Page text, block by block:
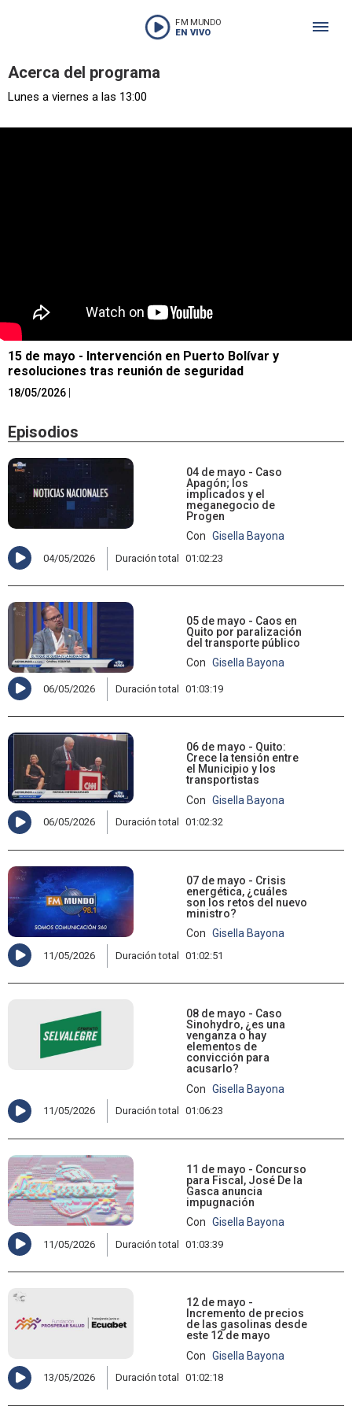
FM MUNDO
EN VIVO
15 de mayo - Intervención en Puerto Bolívar y
resoluciones tras reunión de seguridad
18/05/2026
Episodios
04 de mayo - Caso
Apagón; los
implicados y el
meganegocio de
Progen
Con Gisella Bayona
04/05/2026 Duración total 01:02:23
05 de mayo - Caos en
Quito por paralización
del transporte público
Con Gisella Bayona
06/05/2026 Duración total 01:03:19
06 de mayo - Quito:
Crece la tensión entre
el Municipio y los
transportistas
Con Gisella Bayona
06/05/2026 Duración total 01:02:32
07 de mayo - Crisis
energética, ¿cuáles
son los retos del nuevo
ministro?
Con Gisella Bayona
11/05/2026 Duración total 01:02:51
08 de mayo - Caso
Sinohydro, ¿es una
venganza o hay
elementos de
convicción para
acusarlo?
Con Gisella Bayona
11/05/2026 Duración total 01:06:23
11 de mayo - Concurso
para Fiscal, José De la
Gasca anuncia
impugnación
Con Gisella Bayona
11/05/2026 Duración total 01:03:39
12 de mayo -
Incremento de precios
de las gasolinas desde
este 12 de mayo
Con Gisella Bayona
13/05/2026 Duración total 01:02:18
Acerca del programa
Lunes a viernes a las 13:00